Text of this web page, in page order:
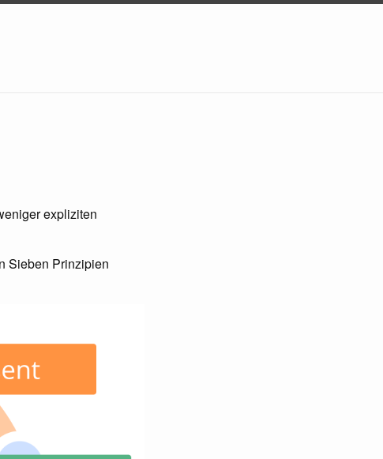
expliziten
Sieben Prinzipien